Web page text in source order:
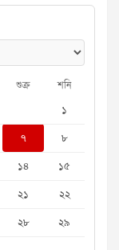
শুক্র শনি
১
৭
৮
১৪
১৫
২১
২২
২৮
২৯